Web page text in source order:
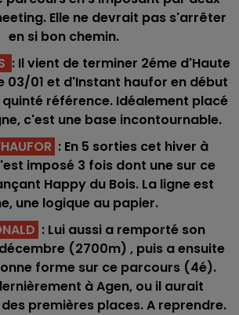
Elle ne devrait pas s'arrêter
en si bon chemin.
: Il vient de terminer 2éme d'Haute
03/01 et d'Instant haufor en début
référence. Idéalement placé
c'est une base incontournable.
: En 5 sorties cet hiver à
imposé 3 fois dont une sur ce
Happy du Bois. La ligne est
une logique au papier.
: Lui aussi a remporté son
(2700m) , puis a ensuite
forme sur ce parcours (4é).
à Agen, ou il aurait
premières places. A reprendre.